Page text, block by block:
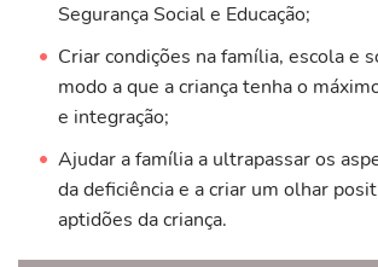
Segurança Social e Educação;
Criar condições na família, escola e
modo a que a criança tenha o
e integração;
Ajudar a família a ultrapassar os
da deficiência e a criar um olhar
aptidões da criança.